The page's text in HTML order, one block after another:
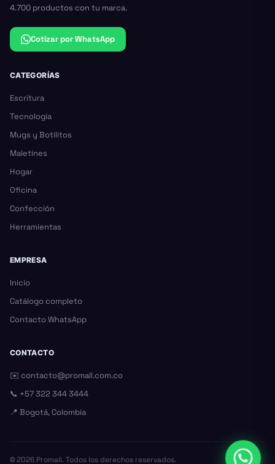
4.700 productos con tu marca.
Cotizar por WhatsApp
CATEGORÍAS
Escritura
Tecnología
Mugs y Botilitos
Maletines
Hogar
Oficina
Confección
Herramientas
EMPRESA
Inicio
Catálogo completo
Contacto WhatsApp
CONTACTO
✉️ contacto@promall.com.co
📞 +57 322 344 3444
📍 Bogotá, Colombia
©2026 Promall. Todos los derechos reservados.